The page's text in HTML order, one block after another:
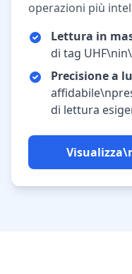
operazioni più
Lettura in
di tag
Precisione a
di lettura